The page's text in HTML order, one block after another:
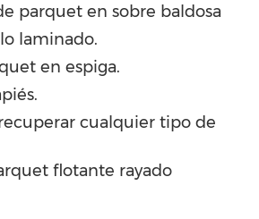
parquet en sobre baldosa
laminado.
en espiga.
cualquier tipo de
flotante rayado